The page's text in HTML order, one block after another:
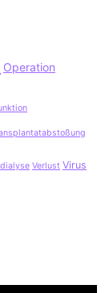
Operation
Verlust Virus